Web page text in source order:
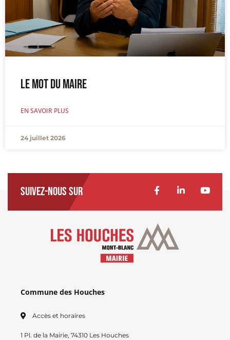
Le Mot du Maire
EN SAVOIR PLUS
24 juillet 2026
Suivez-nous sur
Commune des Houches
Accès et horaires
1 Pl. de la Mairie, 74310 Les Houches